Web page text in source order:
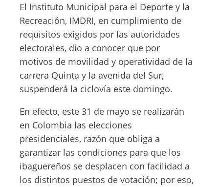
El Instituto Municipal para el Deporte y la
Recreación, IMDRI, en cumplimiento de
requisitos exigidos por las autoridades
electorales, dio a conocer que por
motivos de movilidad y operatividad de la
carrera Quinta y la avenida del Sur,
suspenderá la ciclovía este domingo.
En efecto, este 31 de mayo se realizarán
en Colombia las elecciones
presidenciales, razón que obliga a
garantizar las condiciones para que los
ibaguereños se desplacen con facilidad a
los distintos puestos de votación; por eso,